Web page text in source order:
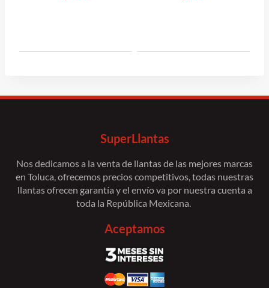
SuperLlantas
Nos dedicamos a la venta de llantas de las mejores marcas
en Toluca, ofrecemos precios competitivos, todas nuestras
llantas ofrecen garantía y el envío va por nuestra cuenta a
toda la República Mexicana.
Aceptamos